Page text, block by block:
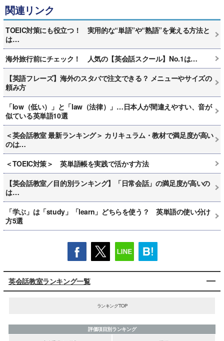
関連リンク
TOEIC対策にも役立つ！ 実用的な“単語”や“熟語”を覚える方法と
は…
海外旅行前にチェック！ 人気の【英会話スクール】No.1は…
【英語フレーズ】海外のスタバで注文できる？ メニューやサイズの
頼み方
「low（低い）」と「law（法律）」…日本人が間違えやすい、音が
似ている英単語10選
＜英会話教室 最新ランキング＞ カリキュラム・教材で満足度が高い
のは…
＜TOEIC対策＞ 英単語帳を実践で活かす方法
【英会話教室／目的別ランキング】「日常会話」の満足度が高いの
は…
「学ぶ」は「study」「learn」どちらを使う？ 英単語の使い分け
方5選
英会話教室ランキング一覧
ランキングTOP
評価項目別ランキング